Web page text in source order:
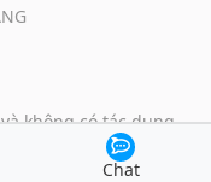
không có tác dụng
Chat